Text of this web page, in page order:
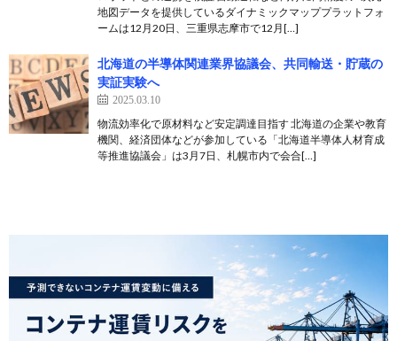
地図データを提供しているダイナミックマッププラットフォ
ームは12月20日、三重県志摩市で12月[…]
北海道の半導体関連業界協議会、共同輸送・貯蔵の
実証実験へ
2025.03.10
物流効率化で原材料など安定調達目指す 北海道の企業や教育
機関、経済団体などが参加している「北海道半導体人材育成
等推進協議会」は3月7日、札幌市内で会合[…]